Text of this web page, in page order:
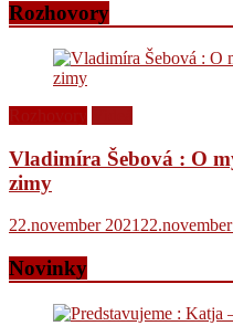
Rozhovory
Vladimíra Šebová : O
zimy
22.november 2021
Novinky